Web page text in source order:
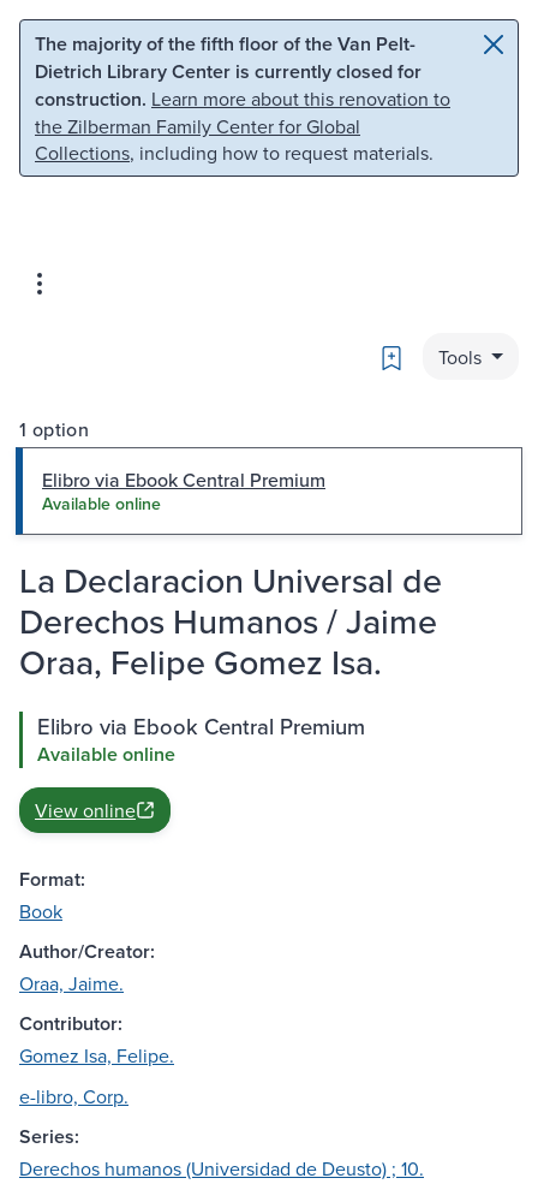
Skip to main content Skip to search
The majority of the fifth floor of the Van Pelt-
Dietrich Library Center is currently closed for
construction. Learn more about this renovation to
the Zilberman Family Center for Global
Collections, including how to request materials.
Bookmark
Tools
1 option
Elibro via Ebook Central Premium
Available online
La Declaracion Universal de
Derechos Humanos / Jaime
Oraa, Felipe Gomez Isa.
Elibro via Ebook Central Premium
Available online
View online
Format:
Book
Author/Creator:
Oraa, Jaime.
Contributor:
Gomez Isa, Felipe.
e-libro, Corp.
Series:
Derechos humanos (Universidad de Deusto) ; 10.